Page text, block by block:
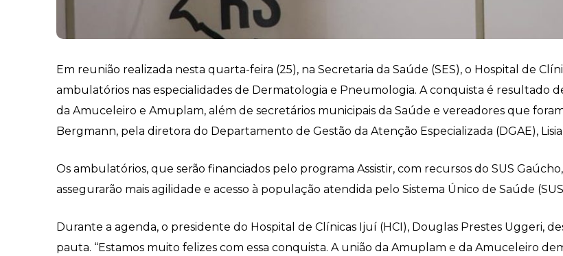
Em reunião realizada nesta quarta-feira (25), na Secretaria da Saúde (SES), o Hospital de
ambulatórios nas especialidades de Dermatologia e Pneumologia. A conquista é
da Amuceleiro e Amuplam, além de secretários municipais da Saúde e vereadores que
Bergmann, pela diretora do Departamento de Gestão da Atenção Especializada (DGAE),
Os ambulatórios, que serão financiados pelo programa Assistir, com recursos do SUS
assegurarão mais agilidade e acesso à população atendida pelo Sistema Único de Saúde
Durante a agenda, o presidente do Hospital de Clínicas Ijuí (HCI), Douglas Prestes Uggeri,
pauta. “Estamos muito felizes com essa conquista. A união da Amuplam e da Amuceleiro